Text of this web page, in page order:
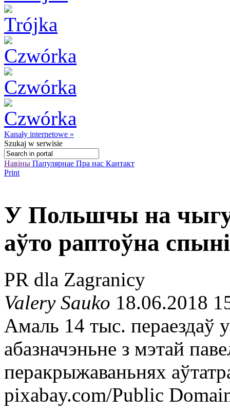
Kanały internetowe »
Szukaj w serwisie
Навіны Папулярнае Пра нас Кантакт
Print
У Польшчы на
аўто раптоўна
PR dla Zagranicy
Valery Sauko 18.06.2018
Амаль 14 тыс. пераездаў
абазначэньне з мэтай
перакрыжаваньнях
pixabay.com/Public